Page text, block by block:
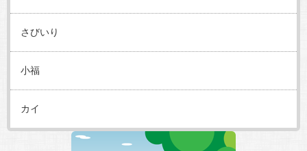
さびいり
小福
カイ